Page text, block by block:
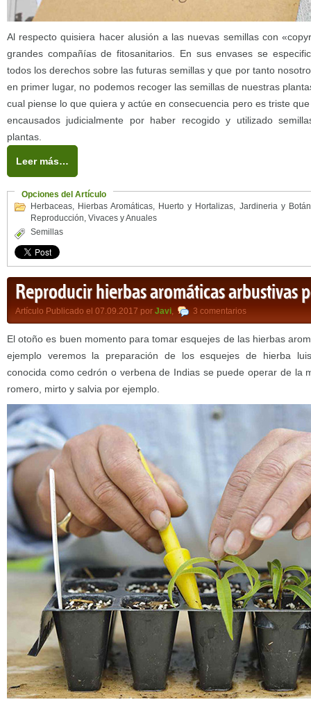
Al respecto quisiera hacer alusión a las nuevas semillas con
grandes compañías de fitosanitarios. En sus envases se
todos los derechos sobre las futuras semillas y que por tanto
en primer lugar, no podemos recoger las semillas de nuestras
cual piense lo que quiera y actúe en consecuencia pero es triste
encausados judicialmente por haber recogido y utilizado
plantas.
Leer más…
Opciones del Artículo
Herbaceas
Hierbas Aromáticas Huerto y Hortalizas
Jardineria y
Reproducción Vivaces y Anuales
Semillas
Reproducir hierbas aromáticas arbustivas
Artículo Publicado el 07.09.2017 por Javi 3 comentarios
El otoño es buen momento para tomar esquejes de las hierbas
ejemplo veremos la preparación de los esquejes de hierba
conocida como cedrón o verbena de Indias se puede operar de la
romero, mirto y salvia por ejemplo.